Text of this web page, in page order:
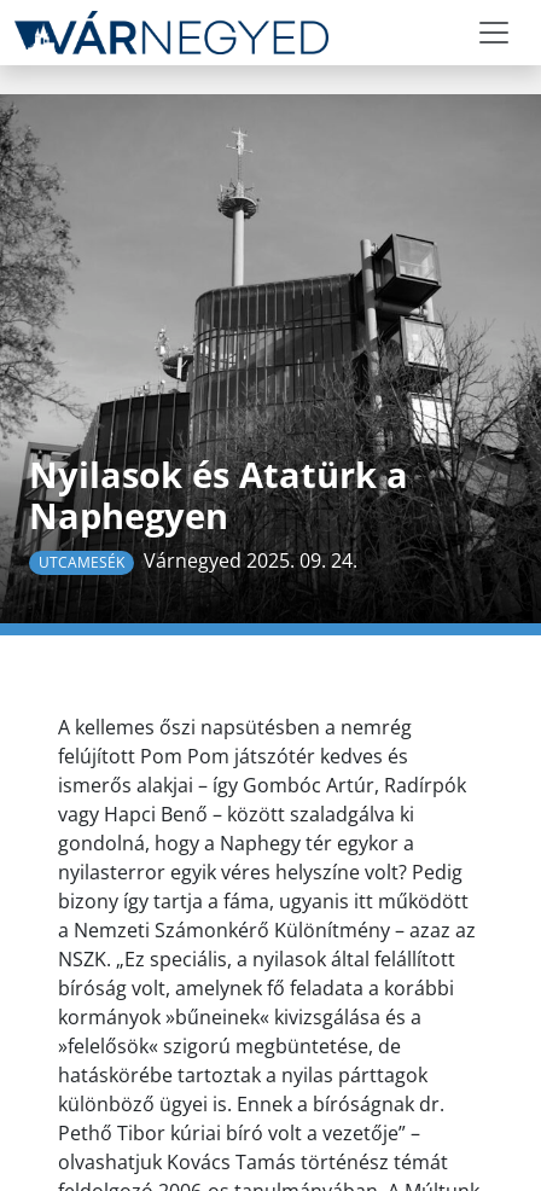
Nyilasok és Atatürk a
Naphegyen
UTCAMESÉK Várnegyed 2025. 09. 24.
A kellemes őszi napsütésben a nemrég
felújított Pom Pom játszótér kedves és
ismerős alakjai – így Gombóc Artúr, Radírpók
vagy Hapci Benő – között szaladgálva ki
gondolná, hogy a Naphegy tér egykor a
nyilasterror egyik véres helyszíne volt? Pedig
bizony így tartja a fáma, ugyanis itt működött
a Nemzeti Számonkérő Különítmény – azaz az
NSZK. „Ez speciális, a nyilasok által felállított
bíróság volt, amelynek fő feladata a korábbi
kormányok »bűneinek« kivizsgálása és a
»felelősök« szigorú megbüntetése, de
hatáskörébe tartoztak a nyilas párttagok
különböző ügyei is. Ennek a bíróságnak dr.
Pethő Tibor kúriai bíró volt a vezetője” –
olvashatjuk Kovács Tamás történész témát